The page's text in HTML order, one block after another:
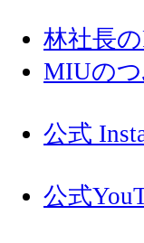
林社長の
MIUの
公式
公式